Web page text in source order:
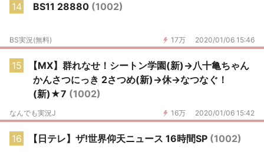
14 BS11 28880 (1002)
17万 2020/01/06 15:46
BS実況(無料)
15
【MX】群れなせ！シートン学園(新)→八十亀ちゃん
かんさつにっき 2さつめ(新)→休→なつなぐ！
(新)★7 (1002)
16万 2020/01/06 15:42
なんでも実況J
16 【日テレ】ザ!世界仰天ニュース 16時間SP (1002)